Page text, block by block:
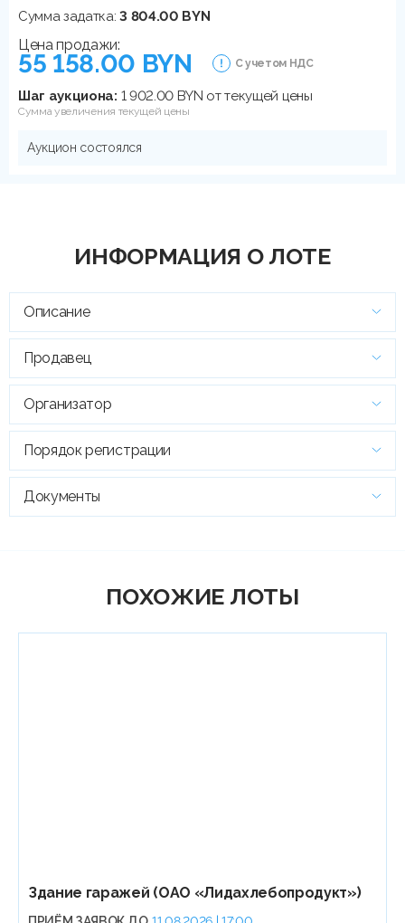
Сумма задатка:3 804.00 BYN
Цена продажи:
55 158.00 BYN С учетом НДС
Шаг аукциона: 1 902.00 BYN от текущей цены
Сумма увеличения текущей цены
Аукцион состоялся
ИНФОРМАЦИЯ О ЛОТЕ
Описание
Продавец
Организатор
Порядок регистрации
Документы
ПОХОЖИЕ ЛОТЫ
Здание гаражей (ОАО «Лидахлебопродукт»)